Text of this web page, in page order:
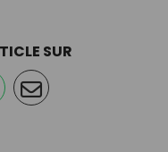
SUR